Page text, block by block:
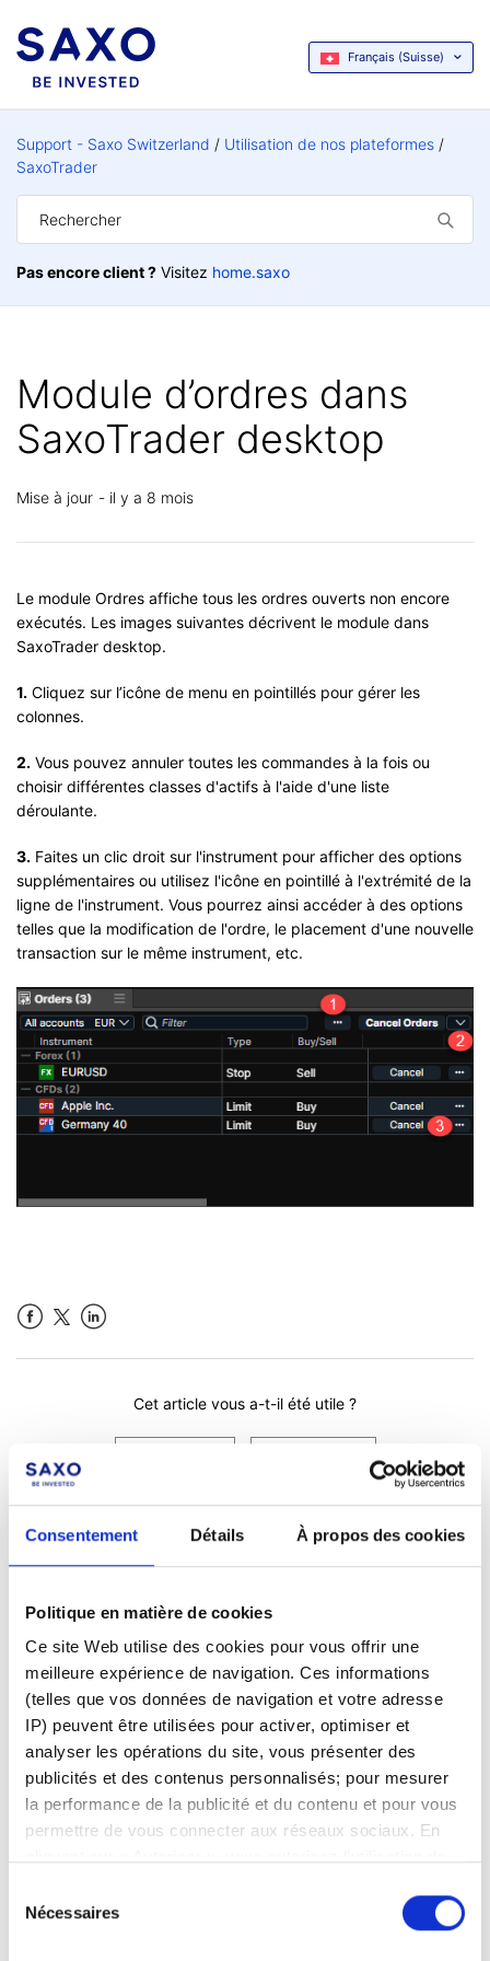
Consentement Détails À propos des cookies
Politique en matière de cookies
Ce site Web utilise des cookies pour vous offrir une
meilleure expérience de navigation. Ces informations
(telles que vos données de navigation et votre adresse
IP) peuvent être utilisées pour activer, optimiser et
analyser les opérations du site, vous présenter des
publicités et des contenus personnalisés; pour mesurer
la performance de la publicité et du contenu et pour vous
permettre de vous connecter aux réseaux sociaux. En
personnelles. Sélectionnez « Gérer le consentement »
pour gérer vos préférences de consentement. Une fois
Nécessaires
Français (Suisse)
Support - Saxo Switzerland
Utilisation de nos plateformes
SaxoTrader
Pas encore client ? Visitez home.saxo
Module d’ordres dans
SaxoTrader desktop
Mise à jour il y a 8 mois
Le module Ordres affiche tous les ordres ouverts non encore
exécutés. Les images suivantes décrivent le module dans
SaxoTrader desktop.
1. Cliquez sur l’icône de menu en pointillés pour gérer les
colonnes.
2. Vous pouvez annuler toutes les commandes à la fois ou
choisir différentes classes d'actifs à l'aide d'une liste
déroulante.
3. Faites un clic droit sur l'instrument pour afficher des options
supplémentaires ou utilisez l'icône en pointillé à l'extrémité de la
ligne de l'instrument. Vous pourrez ainsi accéder à des options
telles que la modification de l'ordre, le placement d'une nouvelle
transaction sur le même instrument, etc.
Cet article vous a-t-il été utile ?
Pas encore client ?
Apprenez-en davantage sur nos plateformes
d'investissement, nos produits et nos prix